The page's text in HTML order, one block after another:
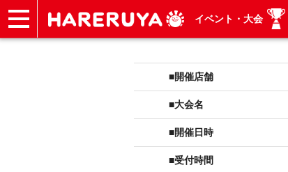
イベント・大会
■開催店舗
■大会名
■開催日時
■受付時間